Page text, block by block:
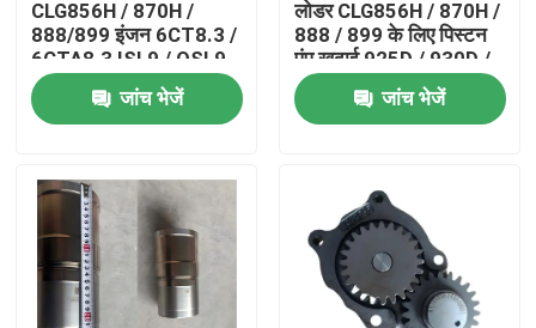
उत्पादों
वीडियो
CLG856H / 870H /
888/899 इंजन 6CT8.3 /
6CTA8.3 ISL9 / QSL9
के लिए 3974324 ऑयल
कूलर
जांच भेजें
लोडर CLG856H / 870H /
888 / 899 के लिए पिस्टन
पंप खुदाई 925D / 930D /
936D इंजन 6D114
QSC83
जांच भेजें